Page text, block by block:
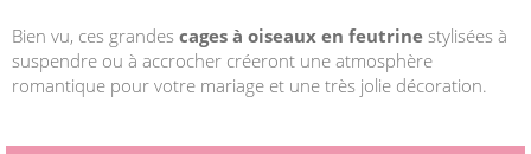
Bien vu, ces grandes cages à oiseaux en feutrine stylisées à
suspendre ou à accrocher créeront une atmosphère
romantique pour votre mariage et une très jolie décoration.